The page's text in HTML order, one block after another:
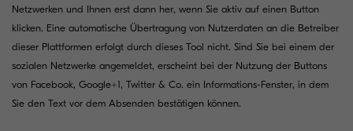
Netzwerken und Ihnen erst dann her, wenn Sie aktiv auf einen Button
klicken. Eine automatische Übertragung von Nutzerdaten an die Betreiber
dieser Plattformen erfolgt durch dieses Tool nicht. Sind Sie bei einem der
sozialen Netzwerke angemeldet, erscheint bei der Nutzung der Buttons
von Facebook, Google+1, Twitter & Co. ein Informations-Fenster, in dem
Sie den Text vor dem Absenden bestätigen können.